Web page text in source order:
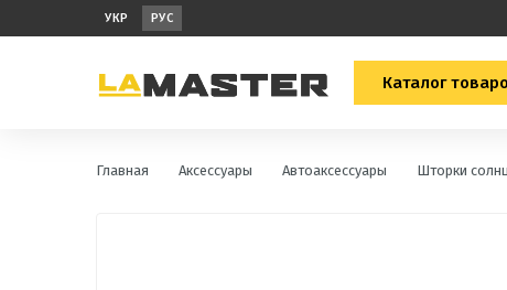
УКР РУС
Каталог
Главная Аксессуары Автоаксессуары Шторки